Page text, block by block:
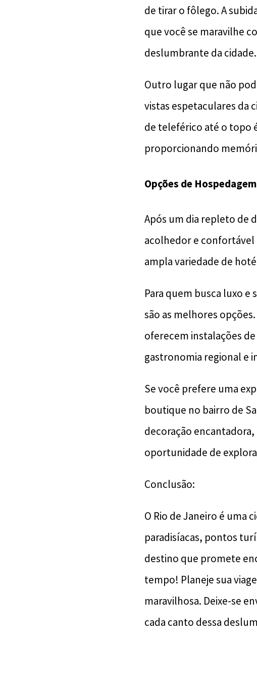
de tirar o fôlego. A
que você se maravilhe
deslumbrante da cidade.
Outro lugar que não
vistas espetaculares da
de teleférico até o topo
proporcionando
Opções de
Após um dia repleto de
acolhedor e confortável
ampla variedade de
Para quem busca luxo e
são as melhores
oferecem instalações
gastronomia regional e
Se você prefere uma
boutique no bairro de
decoração
oportunidade de
Conclusão:
O Rio de Janeiro é uma
paradisíacas, pontos
destino que promete
tempo! Planeje sua
maravilhosa. Deixe-se
cada canto dessa